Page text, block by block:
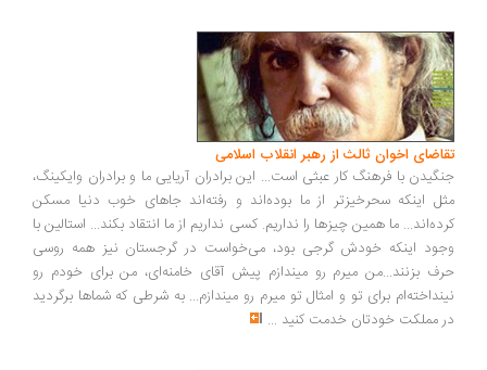
اخوان ثالث از رهبر انقلاب اسلامی
با فرهنگ کار عبثی است... این برادران آریایی ما و برادران وایکینگ،
اینکه سحرخیزتر از ما بوده‌اند و رفته‌اند جاهای خوب دنیا مسکن
ما همین چیزها را نداریم. کسی نداریم از ما انتقاد بکند... استالین با
اینکه خودش گرجی بود، می‌خواست در گرجستان نیز همه روسی
بزنند...من میرم رو میندازم پیش آقای خامنه‌ای، من برای خودم رو
برای تو و امثال تو میرم رو میندازم... به شرطی که شماها برگردید
مملکت خودتان خدمت کنید...